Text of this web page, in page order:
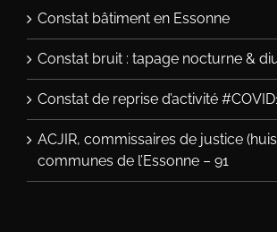
Constat bâtiment en Essonne
Constat bruit : tapage nocturne &
Constat de reprise d’activité
ACJIR, commissaires de justice
communes de l’Essonne – 91